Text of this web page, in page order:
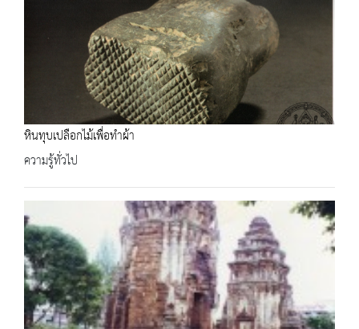
หินทุบเปลือกไม้เพื่อทำผ้า
ความรู้ทั่วไป